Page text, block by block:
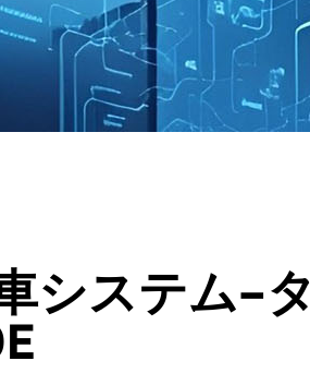
システム–